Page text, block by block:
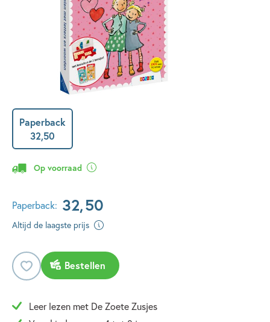
Paperback
32,50
Op voorraad
Paperback: 32,50
Altijd de laagste prijs
Bestellen
Leer lezen met De Zoete Zusjes